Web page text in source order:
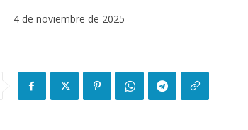
4 de noviembre de 2025